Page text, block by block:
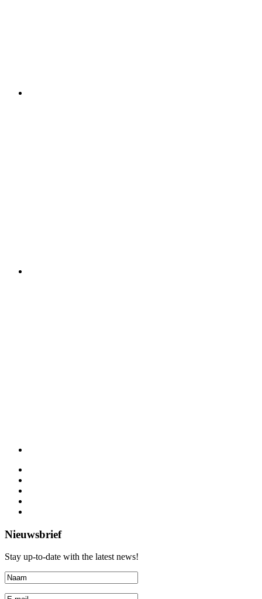
Nieuwsbrief
Stay up-to-date with the latest news!